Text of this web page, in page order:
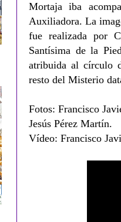
Mortaja iba
Auxiliadora. La
fue realizada por
Santísima de la
atribuida al círculo
resto del Misterio
Fotos: Francisco
Jesús Pérez Martín.
Vídeo: Francisco